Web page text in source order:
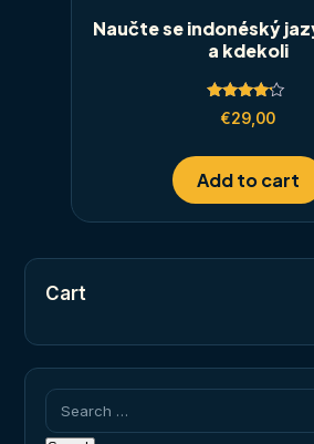
Naučte se indonéský
a kdekoli
Rated
4.00
€29,00
Add to cart
Cart
Search
for: